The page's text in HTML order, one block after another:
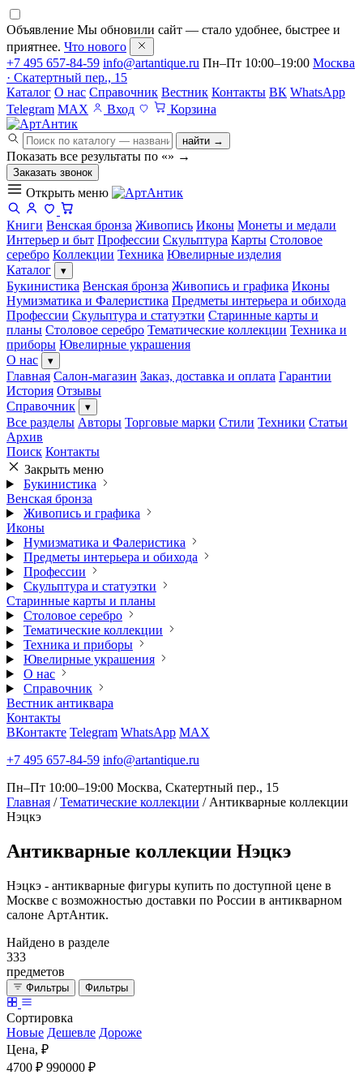
Объявление Мы обновили сайт — стало удобнее, быстрее и
приятнее. Что нового
+7 495 657-84-59 info@artantique.ru Пн–Пт 10:00–19:00 Москва
· Скатертный пер., 15
Каталог О нас Справочник Вестник Контакты ВК WhatsApp
Telegram MAX Вход Корзина
найти →
Показать все результаты по «» →
Заказать звонок
Открыть меню
Книги Венская бронза Живопись Иконы Монеты и медали
Интерьер и быт Профессии Скульптура Карты Столовое
серебро Коллекции Техника Ювелирные изделия
Каталог
▾
Букинистика Венская бронза Живопись и графика Иконы
Нумизматика и Фалеристика Предметы интерьера и обихода
Профессии Скульптура и статуэтки Старинные карты и
планы Столовое серебро Тематические коллекции Техника и
приборы Ювелирные украшения
О нас
▾
Главная Салон-магазин Заказ, доставка и оплата Гарантии
История Отзывы
Справочник
▾
Все разделы Авторы Торговые марки Стили Техники Статьи
Архив
Поиск Контакты
Закрыть меню
Букинистика
Венская бронза
Живопись и графика
Иконы
Нумизматика и Фалеристика
Предметы интерьера и обихода
Профессии
Скульптура и статуэтки
Старинные карты и планы
Столовое серебро
Тематические коллекции
Техника и приборы
Ювелирные украшения
О нас
Справочник
Вестник антиквара
Контакты
ВКонтакте Telegram WhatsApp MAX
+7 495 657-84-59 info@artantique.ru
Пн–Пт 10:00–19:00 Москва, Скатертный пер., 15
Главная / Тематические коллекции / Антикварные коллекции
Нэцкэ
Антикварные коллекции Нэцкэ
Нэцкэ - антикварные фигуры купить по доступной цене в
Москве с возможностью доставки по России в антикварном
салоне АртАнтик.
Найдено в разделе
333
предметов
Фильтры Фильтры
Сортировка
Новые Дешевле Дороже
Цена, ₽
4700 ₽ 990000 ₽